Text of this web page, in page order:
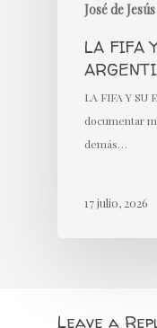
José de
LA FIFA
LA FIFA Y SU
documentar
demás…
17 julio, 2026
Leave a